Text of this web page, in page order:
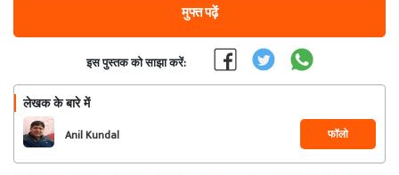
मुफ्त पढ़ें
इस पुस्तक को साझा करें:
लेखक के बारे में
Anil Kundal फॉलो